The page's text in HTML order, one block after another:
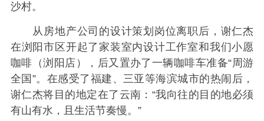
沙村。
从房地产公司的设计策划岗位离职后，谢仁杰
在浏阳市区开起了家装室内设计工作室和我们小愿
咖啡（浏阳店），后又置办了一辆咖啡车准备“周游
全国”。在感受了福建、三亚等海滨城市的热闹后，
谢仁杰将目的地定在了云南：“我向往的目的地必须
有山有水，且生活节奏慢。”